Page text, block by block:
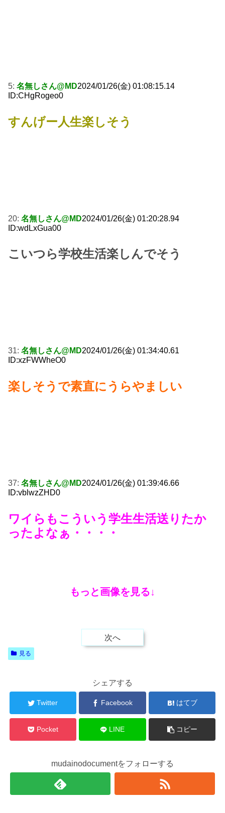
5: 名無しさん@MD2024/01/26(金) 01:08:15.14
ID:CHgRogeo0
すんげー人生楽しそう
20: 名無しさん@MD2024/01/26(金) 01:20:28.94
ID:wdLxGua00
こいつら学校生活楽しんでそう
31: 名無しさん@MD2024/01/26(金) 01:34:40.61
ID:xzFWWheO0
楽しそうで素直にうらやましい
37: 名無しさん@MD2024/01/26(金) 01:39:46.66
ID:vblwzZHD0
ワイらもこういう学生生活送りたか
ったよなぁ・・・・
もっと画像を見る↓
次へ
見る
シェアする
Twitter Facebook はてブ
Pocket LINE コピー
mudainodocumentをフォローする